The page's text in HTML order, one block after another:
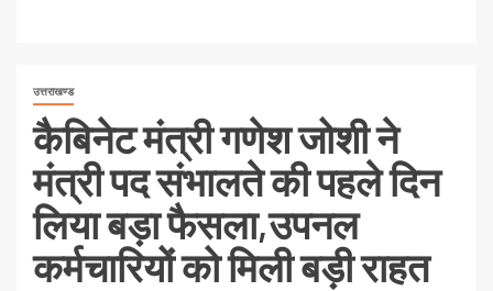
उत्तराखण्ड
कैबिनेट मंत्री गणेश जोशी ने
मंत्री पद संभालते की पहले दिन
लिया बड़ा फैसला,उपनल
कर्मचारियों को मिली बड़ी राहत